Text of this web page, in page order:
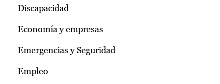
Discapacidad
Economía y empresas
Emergencias y Seguridad
Empleo